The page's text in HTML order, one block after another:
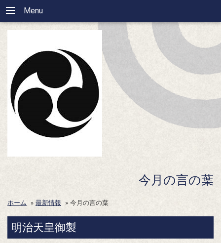
Menu
今月の言の葉
ホーム » 最新情報 » 今月の言の葉
明治天皇御製